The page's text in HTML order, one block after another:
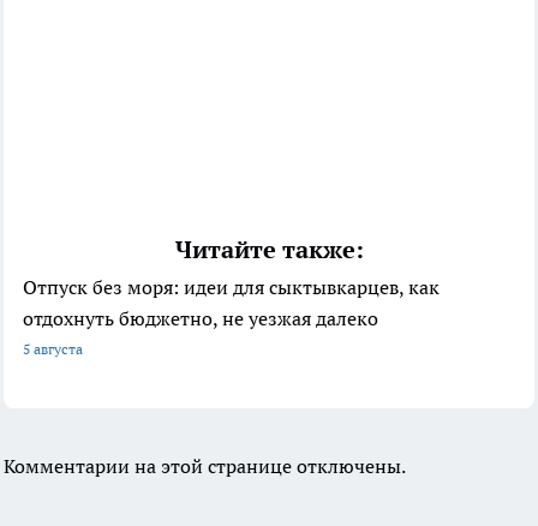
Читайте также:
Отпуск без моря: идеи для сыктывкарцев, как
отдохнуть бюджетно, не уезжая далеко
5 августа
Комментарии на этой странице отключены.